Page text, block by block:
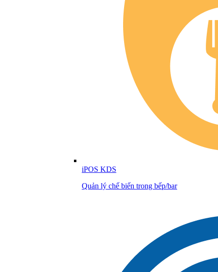
iPOS KDS
Quản lý chế biến trong bếp/bar